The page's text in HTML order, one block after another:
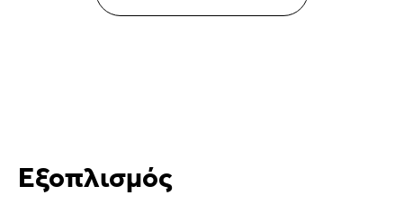
Εξοπλισμός